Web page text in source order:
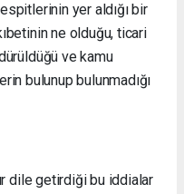
yer aldığı bir
ne olduğu, ticari
ve kamu
bulunup bulunmadığı
dile getirdiği bu iddialar